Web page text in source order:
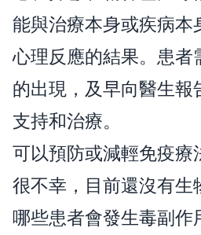
能與治療本身或疾病本
心理反應的結果。患者
的出現，及早向醫生報
支持和治療。
可以預防或減輕免疫療
很不幸，目前還沒有生
哪些患者會發生毒副作